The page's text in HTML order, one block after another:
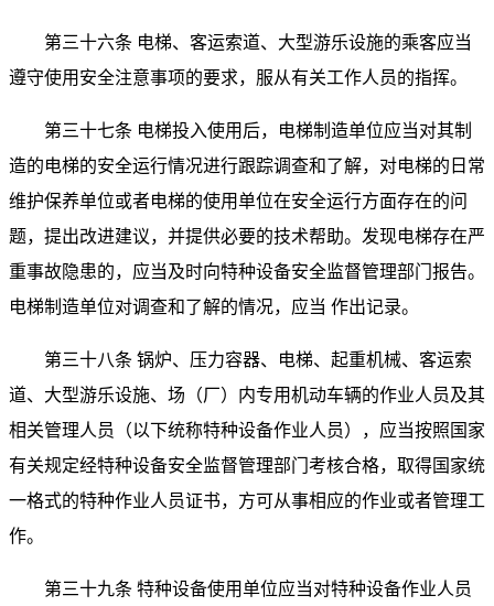
第三十六条 电梯、客运索道、大型游乐设施的乘客应当
遵守使用安全注意事项的要求，服从有关工作人员的指挥。
第三十七条 电梯投入使用后，电梯制造单位应当对其制
造的电梯的安全运行情况进行跟踪调查和了解，对电梯的日常
维护保养单位或者电梯的使用单位在安全运行方面存在的问
题，提出改进建议，并提供必要的技术帮助。发现电梯存在严
重事故隐患的，应当及时向特种设备安全监督管理部门报告。
电梯制造单位对调查和了解的情况，应当 作出记录。
第三十八条 锅炉、压力容器、电梯、起重机械、客运索
道、大型游乐设施、场（厂）内专用机动车辆的作业人员及其
相关管理人员（以下统称特种设备作业人员），应当按照国家
有关规定经特种设备安全监督管理部门考核合格，取得国家统
一格式的特种作业人员证书，方可从事相应的作业或者管理工
作。
第三十九条 特种设备使用单位应当对特种设备作业人员